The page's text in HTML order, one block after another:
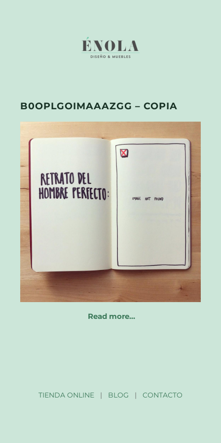
B0OPLGOIMAAAZGG – COPIA
Read more…
TIENDA ONLINE| BLOG | CONTACTO